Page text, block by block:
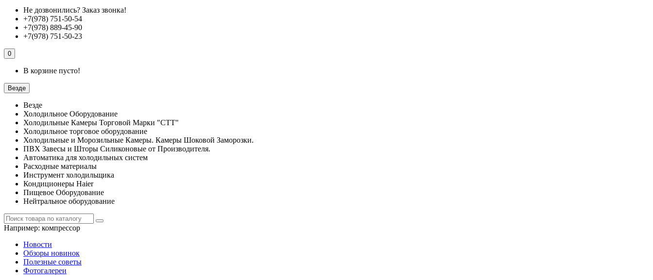
Не дозвонились? Заказ звонка!
+7(978) 751-50-54
+7(978) 889-45-90
+7(978) 751-50-23
0
В корзине пусто!
Везде
Везде
Холодильное Оборудование
Холодильные Камеры Торговой Марки "СТТ"
Холодильное торговое оборудование
Холодильные и Морозильные Камеры. Камеры Шоковой Заморозки.
ПВХ Завесы и Шторы Силиконовые от Производителя.
Автоматика для холодильных систем
Расходные материалы
Инструмент холодильщика
Кондиционеры Haier
Пищевое Оборудование
Нейтральное оборудование
Например: компрессор
Новости
Обзоры новинок
Полезные советы
Фотогалереи